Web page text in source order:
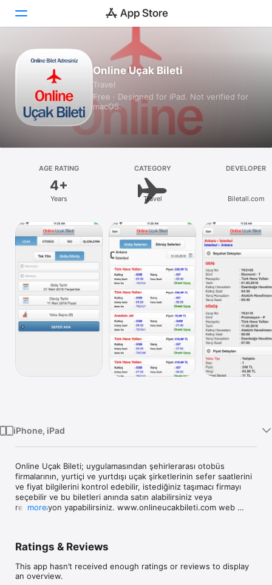
Today
Games
Apps
Platform
iPad
Mac
Vision
Watch
TV
Online Uçak Bileti
Travel
Free · Designed for iPad. Not verified for
macOS.
AGE RATING
4+
Years
CATEGORY
Travel
DEVELOPER
Biletall.com
iPhone, iPad
Online Uçak Bileti; uygulamasından şehirlerarası otobüs
firmalarının, yurtiçi ve yurtdışı uçak şirketlerinin sefer saatlerini
ve fiyat bilgilerini kontrol edebilir, istediğiniz taşımacı firmayı
seçebilir ve bu biletleri anında satın alabilirsiniz veya
rezervasyon yapabilirsiniz. www.onlineucakbileti.com web
yapabilirsiniz. İşlemleriniz Online olarak gerçekleştirilmektedir.
Online Uçak Bileti sizlere daha iyi hizmet verebilmek için daima
yenilikçi çalışmalar içinde olacaktır.
more
Ratings & Reviews
This app hasn’t received enough ratings or reviews to display
an overview.